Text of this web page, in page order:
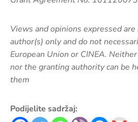
Views and opinions expressed
author(s) only and do not
European Union or CINEA.
nor the granting authority can be
them
Podijelite sadržaj: